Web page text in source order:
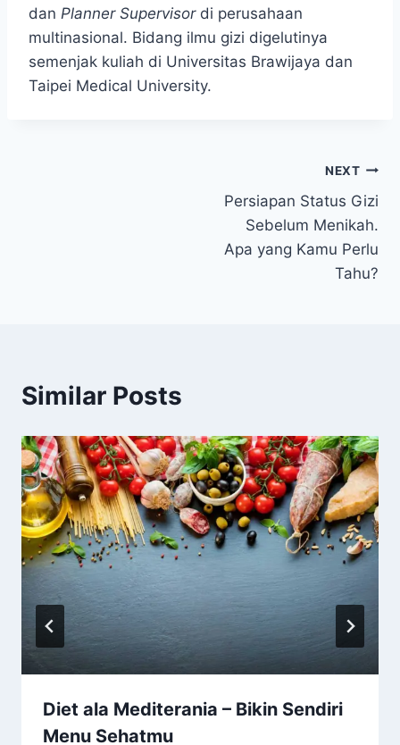
dan Planner Supervisordi perusahaan
multinasional. Bidang ilmu gizi digelutinya
semenjak kuliah di Universitas Brawijaya dan
Taipei Medical University.
NEXT
Persiapan Status Gizi
Sebelum Menikah.
Apa yang Kamu Perlu
Tahu?
Similar Posts
Diet ala Mediterania – Bikin Sendiri
Menu Sehatmu